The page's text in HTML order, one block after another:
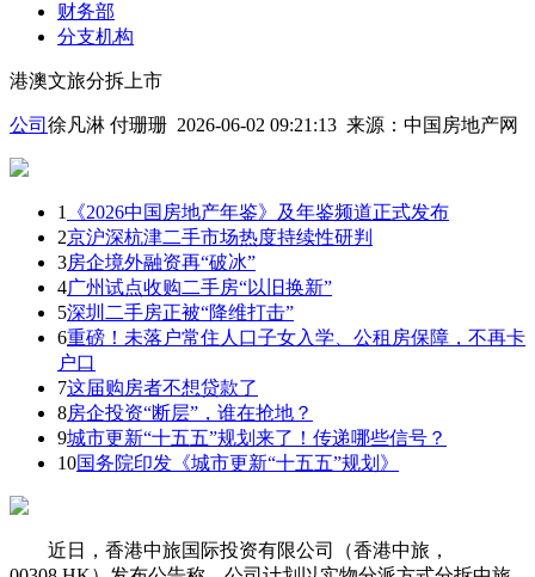
财务部
分支机构
港澳文旅分拆上市
公司 徐凡淋 付珊珊 2026-06-02 09:21:13 来源： 中国房地产网
1
《2026中国房地产年鉴》及年鉴频道正式发布
2京沪深杭津二手市场热度持续性研判
3房企境外融资再“破冰”
4广州试点收购二手房“以旧换新”
5深圳二手房正被“降维打击”
6重磅！未落户常住人口子女入学、公租房保障，不再卡
户口
7这届购房者不想贷款了
8房企投资“断层”，谁在抢地？
9城市更新“十五五”规划来了！传递哪些信号？
10国务院印发《城市更新“十五五”规划》
近日，香港中旅国际投资有限公司（香港中旅，